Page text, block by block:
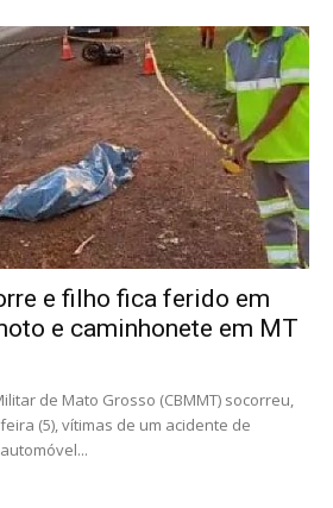
e filho fica ferido em
e caminhonete em MT
de Mato Grosso (CBMMT) socorreu,
(5), vítimas de um acidente de